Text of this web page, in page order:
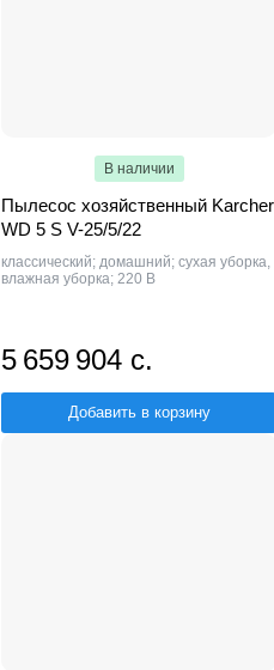
В наличии
Пылесос хозяйственный Karcher
WD 5 S V-25/5/22
классический; домашний; сухая уборка,
влажная уборка; 220 В
5 659 904 с.
Добавить в корзину